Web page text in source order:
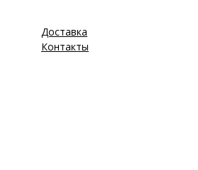
Доставка
Контакты